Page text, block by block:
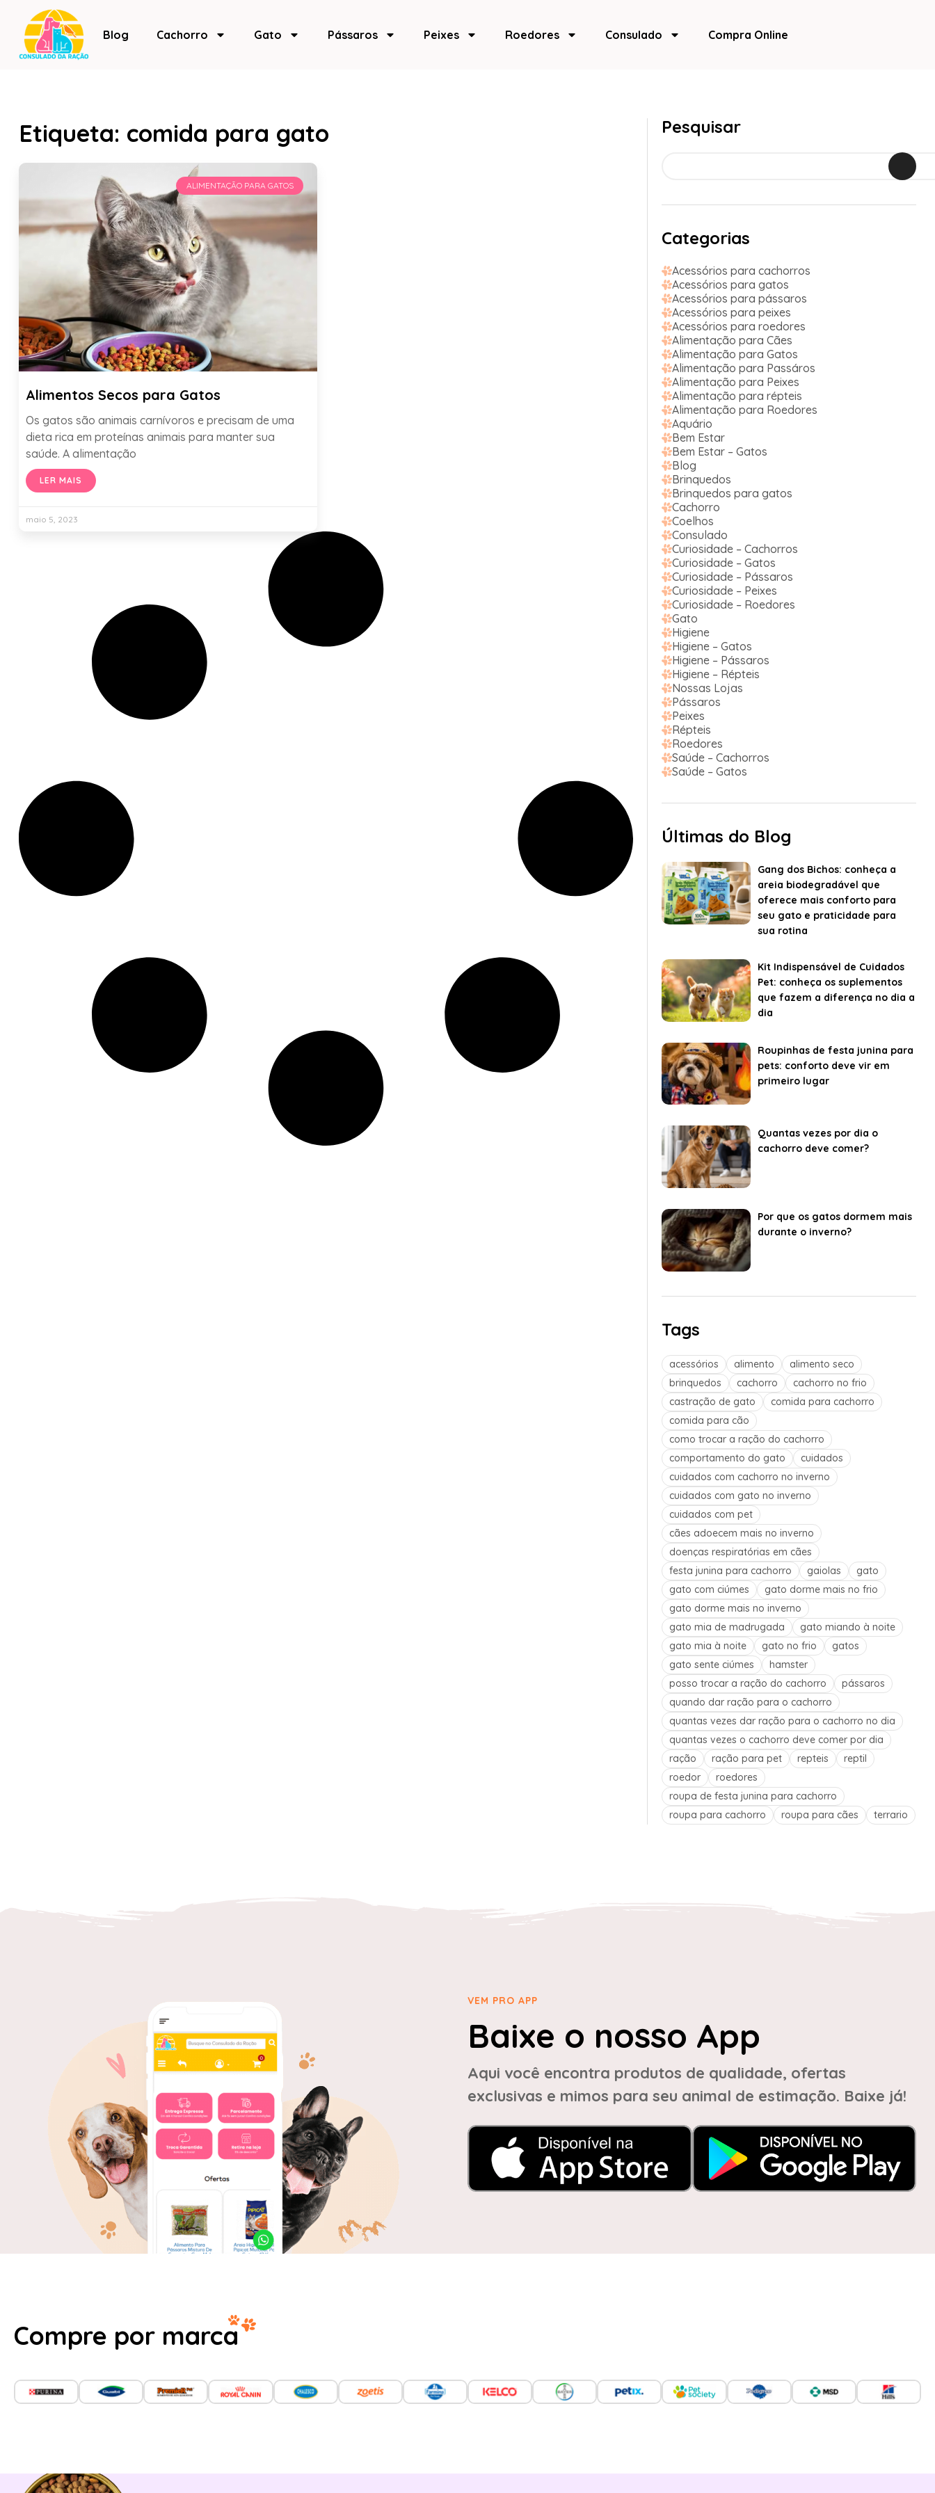
Blog Cachorro Gato Pássaros Peixes Roedores Consulado Compra Online
Etiqueta: comida para gato
ALIMENTAÇÃO PARA GATOS
Alimentos Secos para Gatos
Os gatos são animais carnívoros e precisam de uma
dieta rica em proteínas animais para manter sua
saúde. A alimentação
LER MAIS
maio 5, 2023
Pesquisar
Categorias
Acessórios para cachorros
Acessórios para gatos
Acessórios para pássaros
Acessórios para peixes
Acessórios para roedores
Alimentação para Cães
Alimentação para Gatos
Alimentação para Passáros
Alimentação para Peixes
Alimentação para répteis
Alimentação para Roedores
Aquário
Bem Estar
Bem Estar – Gatos
Blog
Brinquedos
Brinquedos para gatos
Cachorro
Coelhos
Consulado
Curiosidade – Cachorros
Curiosidade – Gatos
Curiosidade – Pássaros
Curiosidade – Peixes
Curiosidade – Roedores
Gato
Higiene
Higiene – Gatos
Higiene – Pássaros
Higiene – Répteis
Nossas Lojas
Pássaros
Peixes
Répteis
Roedores
Saúde – Cachorros
Saúde – Gatos
Últimas do Blog
Gang dos Bichos: conheça a
areia biodegradável que
oferece mais conforto para
seu gato e praticidade para
sua rotina
Kit Indispensável de Cuidados
Pet: conheça os suplementos
que fazem a diferença no dia a
dia
Roupinhas de festa junina para
pets: conforto deve vir em
primeiro lugar
Quantas vezes por dia o
cachorro deve comer?
Por que os gatos dormem mais
durante o inverno?
Tags
acessórios alimento
alimento seco
brinquedos
cachorro
cachorro no frio
castração de gato
comida para cachorro
comida para cão
como trocar a ração do cachorro
comportamento do gato
cuidados
cuidados com cachorro no inverno
cuidados com gato no inverno
cuidados com pet
cães adoecem mais no inverno
doenças respiratórias em cães
festa junina para cachorro
gaiolas
gato
gato com ciúmes
gato dorme mais no frio
gato dorme mais no inverno
gato mia de madrugada
gato miando à noite
gato mia à noite
gato no frio
gatos
gato sente ciúmes
hamster
posso trocar a ração do cachorro
pássaros
quando dar ração para o cachorro
quantas vezes dar ração para o cachorro no dia
quantas vezes o cachorro deve comer por dia
ração
ração para pet repteis
reptil
roedor
roedores
roupa de festa junina para cachorro
roupa para cachorro
roupa para cães terrario
VEM PRO APP
Baixe o nosso App
Aqui você encontra produtos de qualidade, ofertas
exclusivas e mimos para seu animal de estimação. Baixe já!
Compre por marca